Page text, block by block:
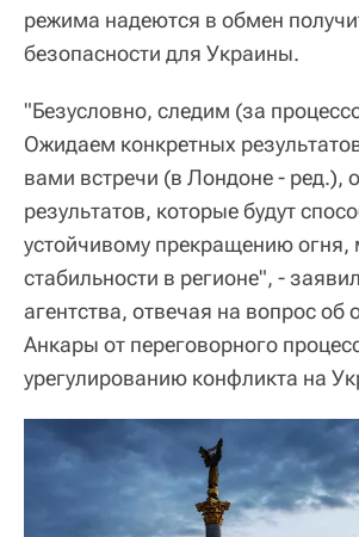
режима надеются в обмен
безопасности для Украины.
"Безусловно, следим (за
Ожидаем конкретных
вами встречи (в Лондоне - ред.),
результатов, которые будут
устойчивому прекращению огня,
стабильности в регионе", -
агентства, отвечая на вопрос об
Анкары от переговорного
урегулированию конфликта на